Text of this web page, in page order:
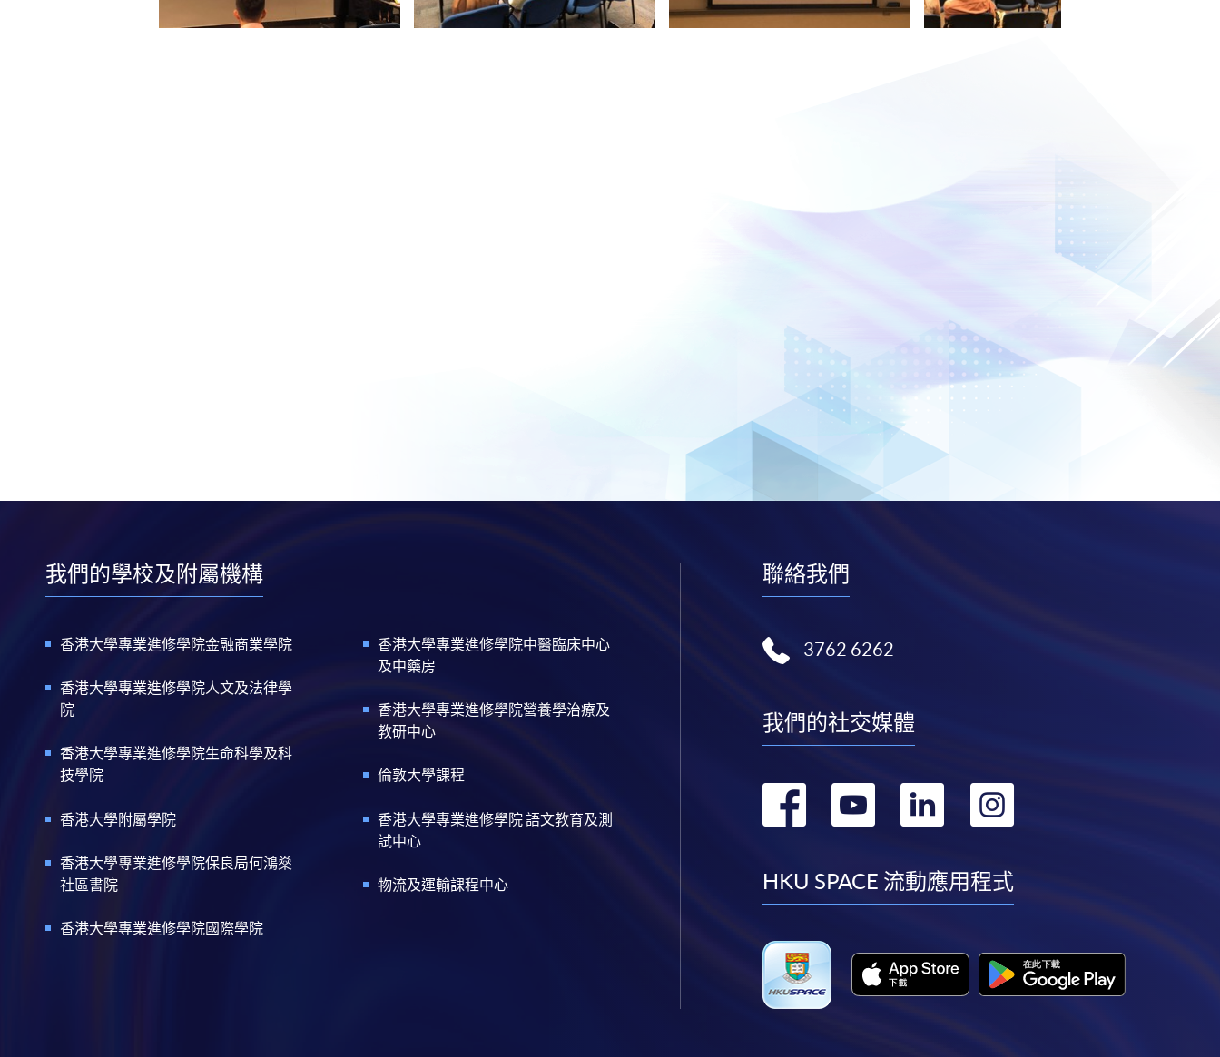
我們的學校及附屬機構
香港大學專業進修學院金融商業學院
香港大學專業進修學院人文及法律學
院
香港大學專業進修學院生命科學及科
技學院
香港大學附屬學院
香港大學專業進修學院保良局何鴻燊
社區書院
香港大學專業進修學院國際學院
香港大學專業進修學院中醫臨床中心
及中藥房
香港大學專業進修學院營養學治療及
教研中心
倫敦大學課程
香港大學專業進修學院 語文教育及測
試中心
物流及運輸課程中心
聯絡我們
3762 6262
我們的社交媒體
轉
facebook
轉
youtube
轉
linkedin
轉
instagram
HKU SPACE 流動應用程式